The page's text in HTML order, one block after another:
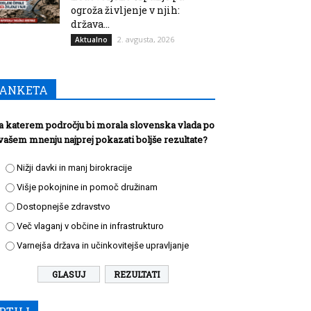
ogroža življenje v njih:
država...
Aktualno 2. avgusta, 2026
ANKETA
katerem področju bi morala slovenska vlada po
mnenju najprej pokazati boljše rezultate?
Nižji davki in manj birokracije
Višje pokojnine in pomoč družinam
Dostopnejše zdravstvo
Več vlaganj v občine in infrastrukturo
Varnejša država in učinkovitejše upravljanje
REZULTATI